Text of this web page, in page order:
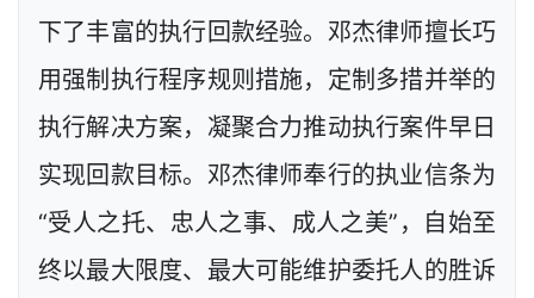
下了丰富的执行回款经验。邓杰律师擅长巧
用强制执行程序规则措施，定制多措并举的
执行解决方案，凝聚合力推动执行案件早日
实现回款目标。邓杰律师奉行的执业信条为
“受人之托、忠人之事、成人之美”，自始至
终以最大限度、最大可能维护委托人的胜诉